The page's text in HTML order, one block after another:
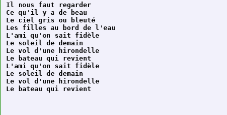
Il nous faut regarder
Ce qu'il y a de beau
Le ciel gris ou bleuté
Les filles au bord de l'eau
L'ami qu'on sait fidèle
Le soleil de demain
Le vol d'une hirondelle
Le bateau qui revient
L'ami qu'on sait fidèle
Le soleil de demain
Le vol d'une hirondelle